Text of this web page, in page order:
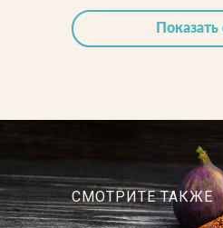
СМОТРИТЕ ТАКЖЕ